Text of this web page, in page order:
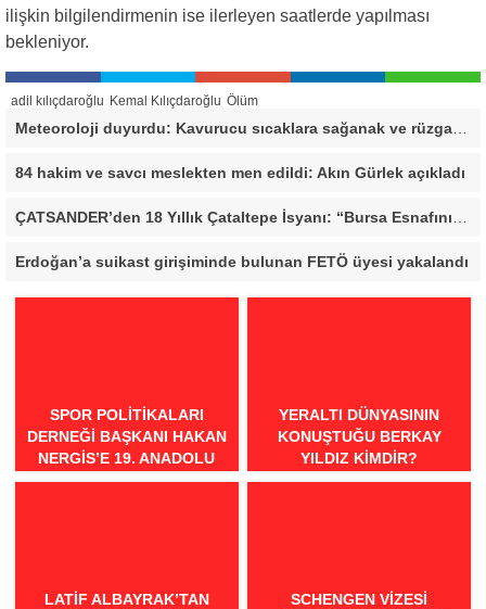
ilişkin bilgilendirmenin ise ilerleyen saatlerde yapılması
bekleniyor.
adil kılıçdaroğlu Kemal Kılıçdaroğlu Ölüm
Meteoroloji duyurdu: Kavurucu sıcaklara sağanak ve rüzgar arası
84 hakim ve savcı meslekten men edildi: Akın Gürlek açıkladı
Erdoğan’a suikast girişiminde bulunan FETÖ üyesi yakalandı
SPOR POLITIKALARI
DERNEĞI BAŞKANI HAKAN
NERGIS’E 19. ANADOLU
SPOR ÖDÜLLERI’NDE
YERALTI DÜNYASININ
KONUŞTUĞU BERKAY
YILDIZ KIMDIR?
LATIF ALBAYRAK’TAN
SCHENGEN VİZESİ